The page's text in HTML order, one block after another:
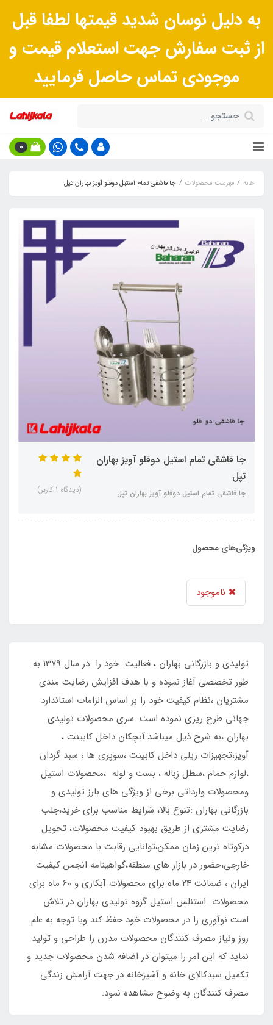
به دلیل نوسان شدید قیمتها لطفا قبل
از ثبت سفارش جهت استعلام قیمت و
موجودی تماس حاصل فرمایید
0
خانه فهرست محصولات جا قاشقی تمام استیل دوقلو آویز بهاران تپل
جا قاشقی تمام استیل دوقلو آویز بهاران
تپل
جا قاشقی تمام استیل دوقلو آویز بهاران تپل (دیدگاه 1 کاربر)
ویژگی‌های محصول
ناموجود
تولیدی و بازرگانی بهاران ، فعالیت خود را در سال 1379 به
طور تخصصی آغاز نموده و با هدف افزایش رضایت مندی
مشتریان ،نظام کیفیت خود را بر اساس الزامات استاندارد
جهانی طرح ریزی نموده است .سری محصولات تولیدی
بهاران ،به شرح ذیل میباشد:آبچکان داخل کابینت ،
آویز،تجهیزات ریلی داخل کابینت ،سوپری ها ، سبد گردان
،لوازم حمام ،سطل زباله ، بست و لوله ،محصولات استیل
ومحصولات وارداتی برخی از ویژگی های بارز تولیدی و
بازرگانی بهاران :تنوع بالا، شرایط مناسب برای خرید،جلب
رضایت مشتری از طریق بهبود کیفیت محصولات، تحویل
درکوتاه ترین زمان ممکن،توانایی رقابت با محصولات مشابه
خارجی،حضور در بازار های منطقه،گواهینامه انجمن کیفیت
ایران ، ضمانت 24 ماه برای محصولات آبکاری و 60 ماه برای
محصولات استنلس استیل گروه تولیدی بهاران در تلاش
است نوآوری را در محصولات خود حفظ کند وبا توجه به علم
روز ونیاز مصرف کنندگان محصولات مدرن را طراحی و تولید
نماید که این امر را میتوان در اضافه شدن محصولات جدید و
تکمیل سبدکالای خانه و آشپزخانه در جهت آرامش زندگی
مصرف کنندگان به وضوح مشاهده نمود.